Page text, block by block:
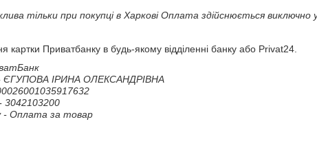
тільки при покупці в Харкові Оплата здійснюється
картки Приватбанку в будь-якому відділенні банку або Privat24.
ЄГУПОВА ІРИНА ОЛЕКСАНДРІВНА
- Оплата за товар